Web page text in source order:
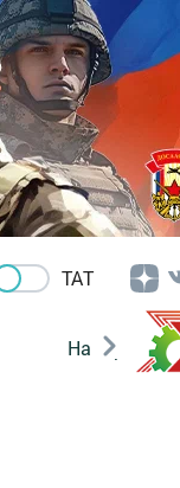
ТАТ
Нацпроекты